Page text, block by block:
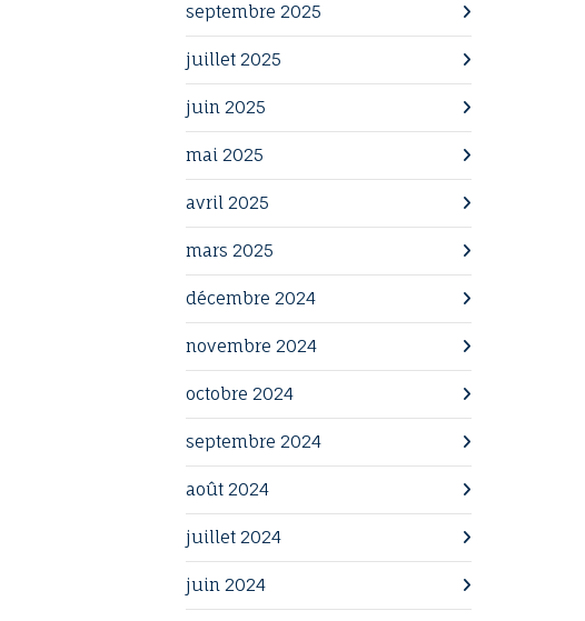
septembre 2025
juillet 2025
juin 2025
mai 2025
avril 2025
mars 2025
décembre 2024
novembre 2024
octobre 2024
septembre 2024
août 2024
juillet 2024
juin 2024